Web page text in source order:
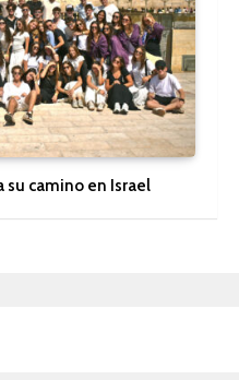
su camino en Israel